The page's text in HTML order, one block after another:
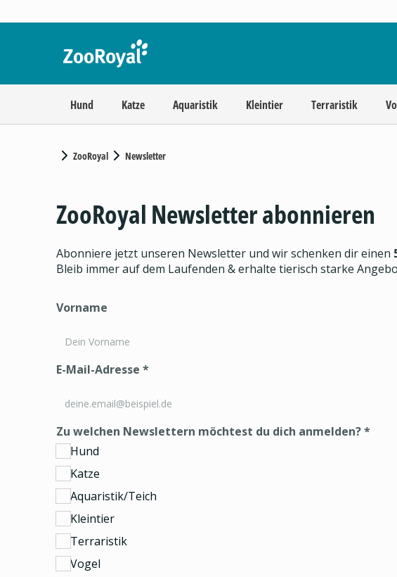
Hund Katze Aquaristik Kleintier Terraristik
ZooRoyal Newsletter
ZooRoyal Newsletter abonnieren
Abonniere jetzt unseren Newsletter und wir schenken dir einen
Bleib immer auf dem Laufenden & erhalte tierisch starke
Vorname
E-Mail-Adresse *
Zu welchen Newslettern möchtest du dich anmelden?*
Hund
Katze
Aquaristik/Teich
Kleintier
Terraristik
Vogel